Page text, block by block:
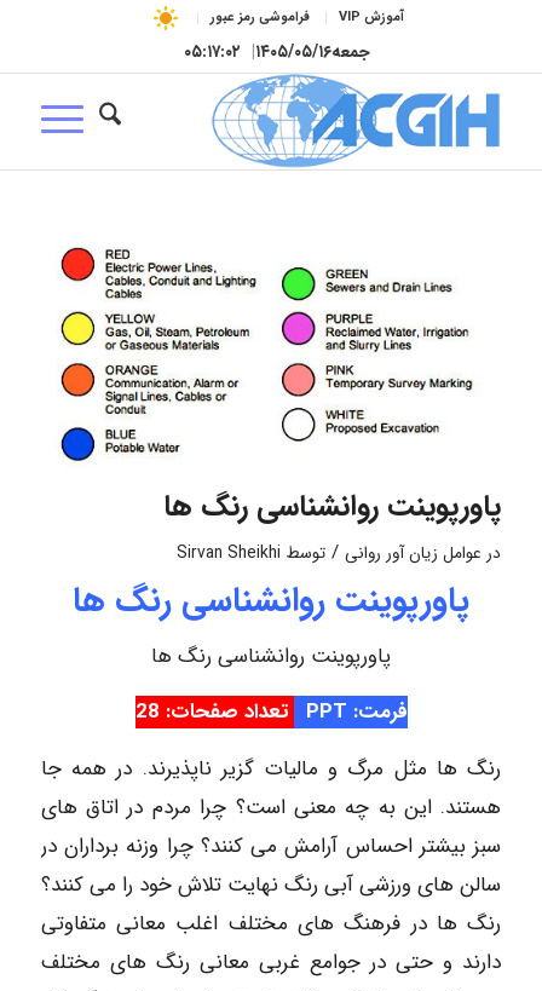
آموزش VIP فراموشی رمز عبور
جمعه۱۴۰۵/۰۵/۱۶| ۰۵:۱۷:۰۳
پاورپوینت روانشناسی رنگ ها
در عوامل زیان آور روانی / توسط Sirvan Sheikhi
پاورپوینت روانشناسی رنگ ها
پاورپوینت روانشناسی رنگ ها
فرمت: PPT
تعداد صفحات: 28
رنگ ها مثل مرگ و مالیات گزیر ناپذیرند. در همه جا
هستند. این به چه معنی است؟ چرا مردم در اتاق های
سبز بیشتر احساس آرامش می کنند؟ چرا وزنه برداران در
سالن های ورزشی آبی رنگ نهایت تلاش خود را می کنند؟
رنگ ها در فرهنگ های مختلف اغلب معانی متفاوتی
دارند و حتی در جوامع غربی معانی رنگ های مختلف